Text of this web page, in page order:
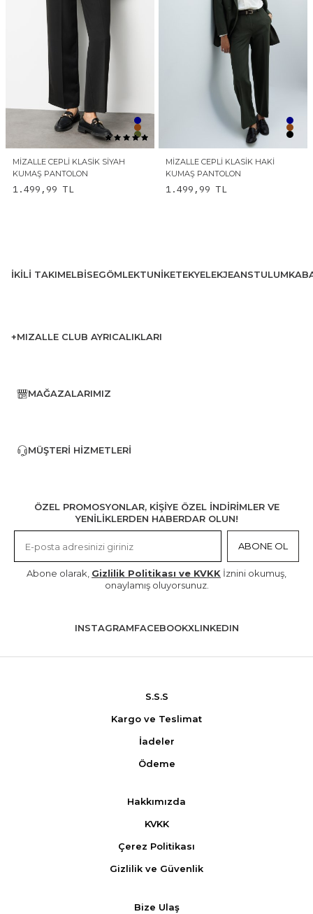
MIZALLE CEPLI KLASIK SIYAH
KUMAŞ PANTOLON
1.499,99 TL
MIZALLE CEPLI KLASIK HAKI
KUMAŞ PANTOLON
1.499,99 TL
İKILI TAKIMELBISEGÖMLEKTUNIKETEKYELEKJEANSTULUM
+MIZALLE CLUB AYRICALIKLARI
MAĞAZALARIMIZ
MÜŞTERI HIZMETLERI
ÖZEL PROMOSYONLAR, KİŞİYE ÖZEL İNDİRİMLER VE
YENİLİKLERDEN HABERDAR OLUN!
ABONE OL
Abone olarak, Gizlilik Politikası ve KVKK İznini okumuş,
onaylamış oluyorsunuz.
INSTAGRAMFACEBOOKXLINKEDIN
S.S.S
Kargo ve Teslimat
İadeler
Ödeme
Hakkımızda
KVKK
Çerez Politikası
Gizlilik ve Güvenlik
Bize Ulaş